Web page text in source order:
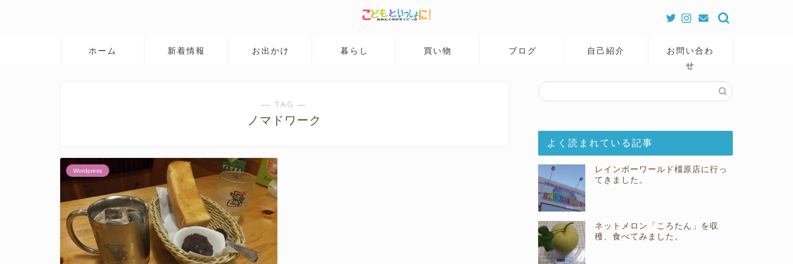
ホーム 新着情報 お出かけ 暮らし 買い物 ブログ 自己紹介
お問い合わ
せ
― TAG ―
ノマドワーク
Wordpress
よく読まれている記事
レインボーワールド橿原店に行っ
てきました。
ネットメロン「ころたん」を収
穫、食べてみました。